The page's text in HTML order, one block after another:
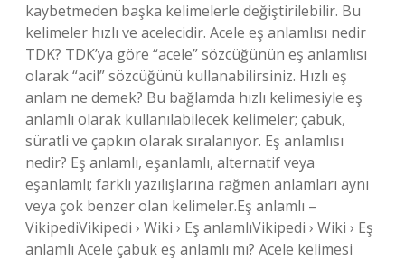
kaybetmeden başka kelimelerle değiştirilebilir. Bu
kelimeler hızlı ve acelecidir. Acele eş anlamlısı nedir
TDK? TDK’ya göre “acele” sözcüğünün eş anlamlısı
olarak “acil” sözcüğünü kullanabilirsiniz. Hızlı eş
anlam ne demek? Bu bağlamda hızlı kelimesiyle eş
anlamlı olarak kullanılabilecek kelimeler; çabuk,
süratli ve çapkın olarak sıralanıyor. Eş anlamlısı
nedir? Eş anlamlı, eşanlamlı, alternatif veya
eşanlamlı; farklı yazılışlarına rağmen anlamları aynı
veya çok benzer olan kelimeler.Eş anlamlı –
VikipediVikipedi › Wiki › Eş anlamlıVikipedi › Wiki › Eş
anlamlı Acele çabuk eş anlamlı mı? Acele kelimesi